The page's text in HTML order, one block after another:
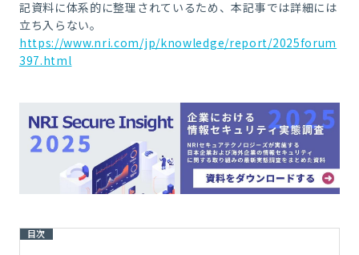
記資料に体系的に整理されているため、本記事では詳細には
立ち入らない。
https://www.nri.com/jp/knowledge/report/2025forum
397.html
目次